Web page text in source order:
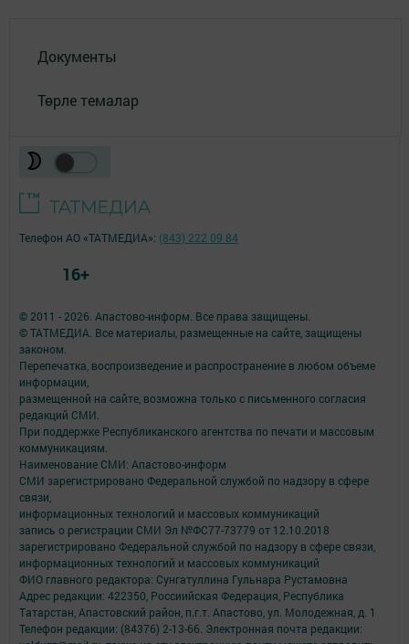
Документы
Төрле темалар
© 2011 - 2026. Апастово-информ. Все права защищены.
© ТАТМЕДИА. Все материалы, размещенные на сайте, защищены
законом.
Перепечатка, воспроизведение и распространение в любом объеме
информации,
размещенной на сайте, возможна только с письменного согласия
редакций СМИ.
При поддержке Республиканского агентства по печати и массовым
коммуникациям.
Наименование СМИ: Апастово-информ
СМИ зарегистрировано Федеральной службой по надзору в сфере
связи,
информационных технологий и массовых коммуникаций
запись о регистрации СМИ Эл №ФС77-73779 от 12.10.2018
зарегистрировано Федеральной службой по надзору в сфере связи,
информационных технологий и массовых коммуникаций
ФИО главного редактора: Сунгатуллина Гульнара Рустамовна
Адрес редакции: 422350, Россиийская Федерация, Республика
Татарстан, Апастовский район, п.г.т. Апастово, ул. Молодежная, д. 1
Телефон редакции: (84376) 2-13-66. Электронная почта редакции:
Телефон АО «ТАТМЕДИА»: (843) 222 09 84
16+